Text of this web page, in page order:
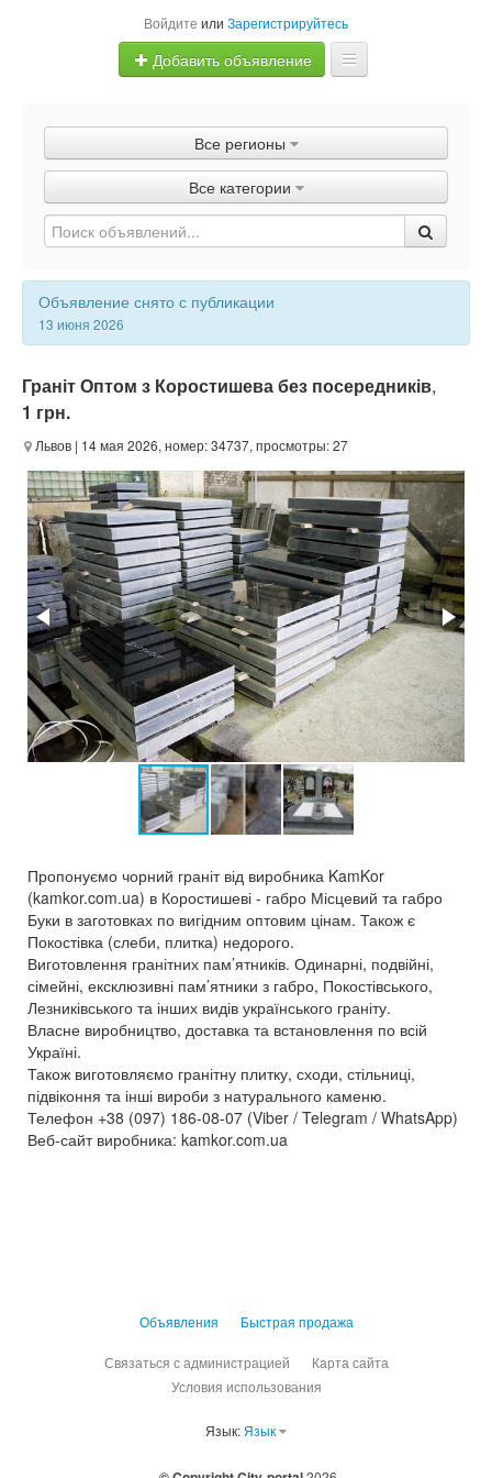
Войдите или Зарегистрируйтесь
Добавить объявление
Объявления
Быстрая продажа
Все регионы
Все категории
Объявление снято с публикации
13 июня 2026
Граніт Оптом з Коростишева без посередників,
1 грн.
Львов | 14 мая 2026, номер: 34737, просмотры: 27
Пропонуємо чорний граніт від виробника KamKor
(kamkor.com.ua) в Коростишеві - габро Місцевий та габро
Буки в заготовках по вигідним оптовим цінам. Також є
Покостівка (слеби, плитка) недорого.
Виготовлення гранітних пам’ятників. Одинарні, подвійні,
сімейні, ексклюзивні пам’ятники з габро, Покостівського,
Лезниківського та інших видів українського граніту.
Власне виробництво, доставка та встановлення по всій
Україні.
Також виготовляємо гранітну плитку, сходи, стільниці,
підвіконня та інші вироби з натурального каменю.
Телефон +38 (097) 186-08-07 (Viber / Telegram / WhatsApp)
Веб-сайт виробника: kamkor.com.ua
Объявления Быстрая продажа
Связаться с администрацией
Карта сайта
Условия использования
Язык: Язык